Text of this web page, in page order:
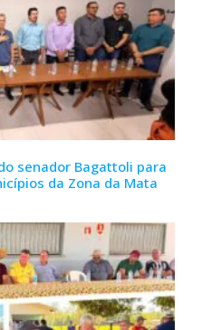
senador Bagattoli para
da Zona da Mata